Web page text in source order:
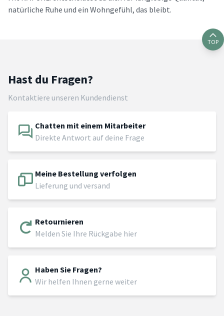
natürliche Ruhe und ein Wohngefühl, das bleibt.
TOP
Hast du Fragen?
Kontaktiere unseren Kundendienst
Chatten mit einem Mitarbeiter
Direkte Antwort auf deine Frage
Meine Bestellung verfolgen
Lieferung und versand
Retournieren
Melden Sie Ihre Rückgabe hier
Haben Sie Fragen?
Wir helfen Ihnen gerne weiter